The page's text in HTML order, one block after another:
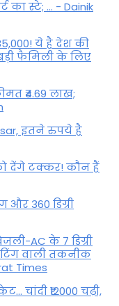
का स्टे; ... - Dainik
ये है देश की
फैमिली के लिए
₹4.69 लाख;
इतने रुपये है
देंगे टक्कर! कौन हैं
और 360 डिग्री
AC के 7 डिग्री
वाली तकनीक
Times
चांदी ₹12000 चढ़ी,